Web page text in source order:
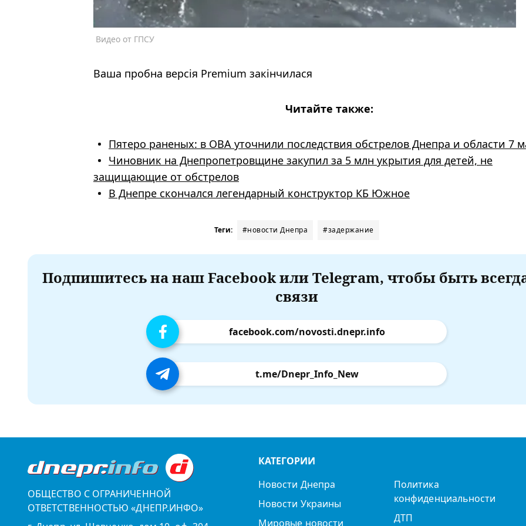
Видео от ГПСУ
Ваша пробна версія Premium закінчилася
Читайте также:
Пятеро раненых: в ОВА уточнили последствия обстрелов Днепра и области 7
Чиновник на Днепропетровщине закупил за 5 млн укрытия для детей, не
защищающие от обстрелов
В Днепре скончался легендарный конструктор КБ Южное
Теги: #новости Днепра #задержание
Подпишитесь на наш Facebook или Telegram, чтобы быть
связи
facebook.com/novosti.dnepr.info
t.me/Dnepr_Info_New
ОБЩЕСТВО С ОГРАНИЧЕННОЙ
ОТВЕТСТВЕННОСТЬЮ «ДНЕПР.ИНФО»
КАТЕГОРИИ
Новости Днепра
Новости Украины
Мировые новости
Политика
конфиденциальности
ДТП